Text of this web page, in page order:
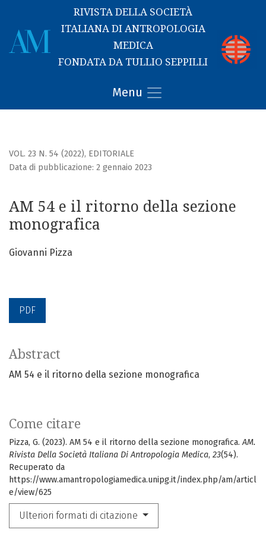
RIVISTA DELLA SOCIETÀ
ITALIANA DI ANTROPOLOGIA
MEDICA
FONDATA DA TULLIO SEPPILLI
Menu
VOL. 23 N. 54 (2022), EDITORIALE
AM 54 e il ritorno della sezione
monografica
Data di pubblicazione: 2 gennaio 2023
Giovanni Pizza
PDF
Come citare
Pizza, G. (2023). AM 54 e il ritorno della sezione monografica.AM.
Rivista Della Società Italiana Di Antropologia Medica, 23(54).
Recuperato da
https://www.amantropologiamedica.unipg.it/index.php/am/articl
e/view/625
Ulteriori formati di citazione
Abstract
AM 54 e il ritorno della sezione monografica